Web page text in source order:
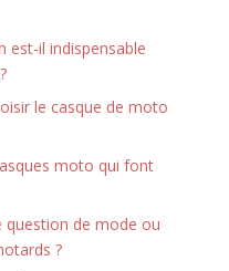
est-il indispensable
le casque de moto
moto qui font
question de mode ou
?